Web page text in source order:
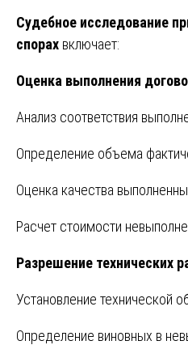
Судебное исследование
спорах включает:
Оценка выполнения
Анализ соответствия
Определение объема
Оценка качества
Расчет стоимости
Разрешение технических
Установление технической
Определение виновных в